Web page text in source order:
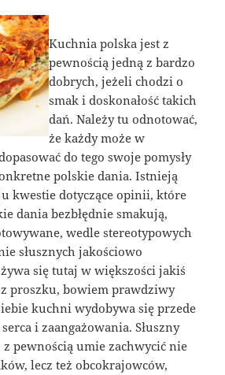
Kuchnia polska jest z
pewnością jedną z bardzo
dobrych, jeżeli chodzi o
smak i doskonałość takich
dań. Należy tu odnotować,
że każdy może w
do tego swoje pomysły
polskie dania. Istnieją
kwestie dotyczące opinii, które
dania bezbłędnie smakują,
wedle stereotypowych
słusznych jakościowo
się tutaj w większości jakiś
proszku, bowiem prawdziwy
kuchni wydobywa się przede
i zaangażowania. Słuszny
pewnością umie zachwycić nie
lecz też obcokrajowców,